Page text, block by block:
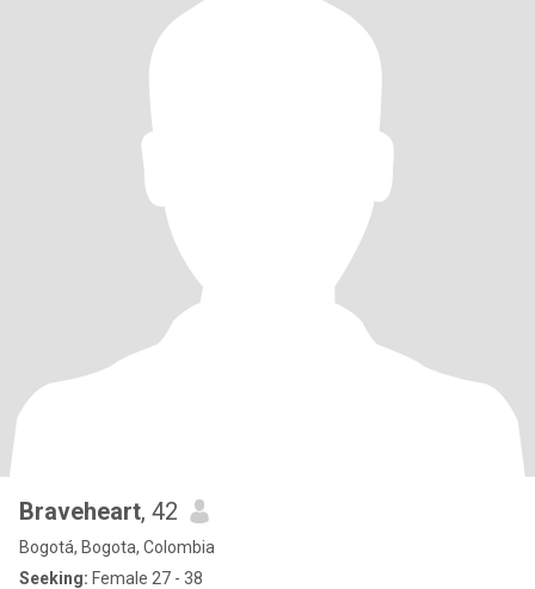
Braveheart, 42
Bogotá, Bogota, Colombia
Seeking: Female 27 - 38